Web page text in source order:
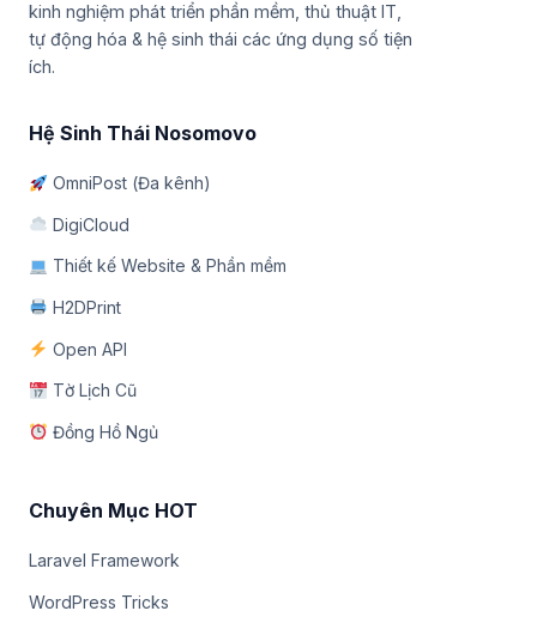
kinh nghiệm phát triển phần mềm, thủ thuật IT,
tự động hóa & hệ sinh thái các ứng dụng số tiện
ích.
Hệ Sinh Thái Nosomovo
OmniPost (Đa kênh)
DigiCloud
Thiết kế Website & Phần mềm
H2DPrint
Open API
Tờ Lịch Cũ
Đồng Hồ Ngủ
Chuyên Mục HOT
Laravel Framework
WordPress Tricks